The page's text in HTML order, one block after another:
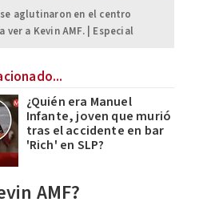
aglutinaron en el centro
ver a Kevin AMF. | Especial
¿Quién era Manuel
Infante, joven que murió
tras el accidente en bar
'Rich' en SLP?
AMF?